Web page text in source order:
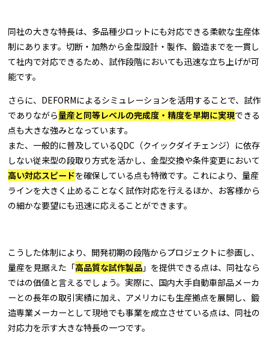
同社の大きな特長は、多品種少ロットにも対応できる柔軟な生産体
制にあります。切断・加熱から金型設計・製作、鍛造までを一貫し
て社内で対応できるため、試作段階においても迅速な立ち上げが可
能です。
さらに、DEFORMによるシミュレーションを活用することで、試作
でありながら量産と同等レベルの完成度・精度を早期に実現できる
点も大きな強みとなっています。
また、一般的に普及しているQDC（クイックダイチェンジ）に依存
しない従来型の段取り方式を活かし、金型交換や条件変更において
高い対応スピードを確保している点も特徴です。これにより、量産
ラインを大きく止めることなく試作対応を行えるほか、お客様から
の細かな要望にも迅速に応えることができます。
こうした体制により、開発初期の段階からプロジェクトに参画し、
量産を見据えた「高品質な試作製品 」を提供できる点は、同社なら
ではの価値と言えるでしょう。実際に、国内大手自動車部品メーカ
ーとの長年の取引実績に加え、アメリカにも生産拠点を展開し、鍛
造専業メーカーとして現地でも事業を成立させている点は、同社の
対応力を示す大きな特長の一つです。